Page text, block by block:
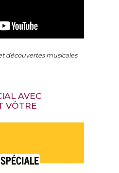
découvertes musicales
AVEC
VÔTRE